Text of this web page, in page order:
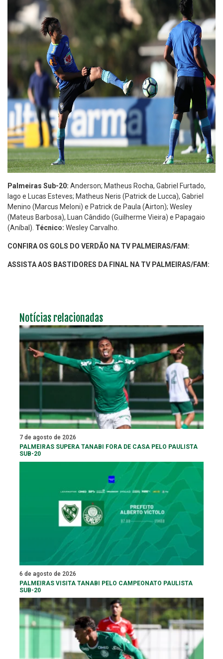
Palmeiras Sub-20: Anderson; Matheus Rocha, Gabriel Furtado,
Iago e Lucas Esteves; Matheus Neris (Patrick de Lucca), Gabriel
Menino (Marcus Meloni) e Patrick de Paula (Airton); Wesley
(Mateus Barbosa), Luan Cândido (Guilherme Vieira) e Papagaio
(Aníbal). Técnico: Wesley Carvalho.
CONFIRA OS GOLS DO VERDÃO NA TV PALMEIRAS/FAM:
ASSISTA AOS BASTIDORES DA FINAL NA TV PALMEIRAS/FAM:
Notícias relacionadas
7 de agosto de 2026
PALMEIRAS SUPERA TANABI FORA DE CASA PELO PAULISTA
SUB-20
6 de agosto de 2026
PALMEIRAS VISITA TANABI PELO CAMPEONATO PAULISTA
SUB-20